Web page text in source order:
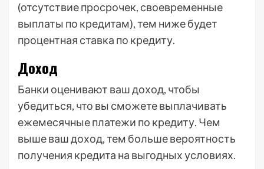
(отсутствие просрочек, своевременные
выплаты по кредитам), тем ниже будет
процентная ставка по кредиту.
Доход
Банки оценивают ваш доход, чтобы
убедиться, что вы сможете выплачивать
ежемесячные платежи по кредиту. Чем
выше ваш доход, тем больше вероятность
получения кредита на выгодных условиях.